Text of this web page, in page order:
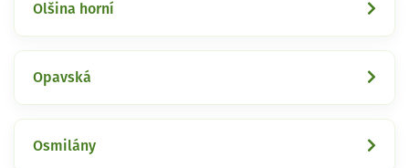
Olšina horní
Opavská
Osmilány